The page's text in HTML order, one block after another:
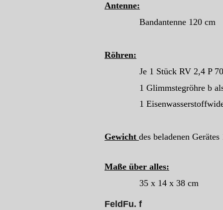
Antenne:
Bandantenne 120 cm
Röhren:
Je 1 Stück RV 2,4 P 700,
1 Glimmstegröhre b als
1
Gewicht des beladenen
Maße über alles:
35 x 14 x 38 cm
FeldFu. f